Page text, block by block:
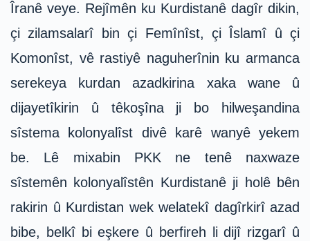
Îranê veye. Rejîmên ku Kurdistanê dagîr dikin,
çi zilamsalarî bin çi Femînîst, çi Îslamî û çi
Komonîst, vê rastiyê naguherînin ku armanca
serekeya kurdan azadkirina xaka wane û
dijayetîkirin û têkoşîna ji bo hilweşandina
sîstema kolonyalîst divê karê wanyê yekem
be. Lê mixabin PKK ne tenê naxwaze
sîstemên kolonyalîstên Kurdistanê ji holê bên
rakirin û Kurdistan wek welatekî dagîrkirî azad
bibe, belkî bi eşkere û berfireh li dijî rizgarî û